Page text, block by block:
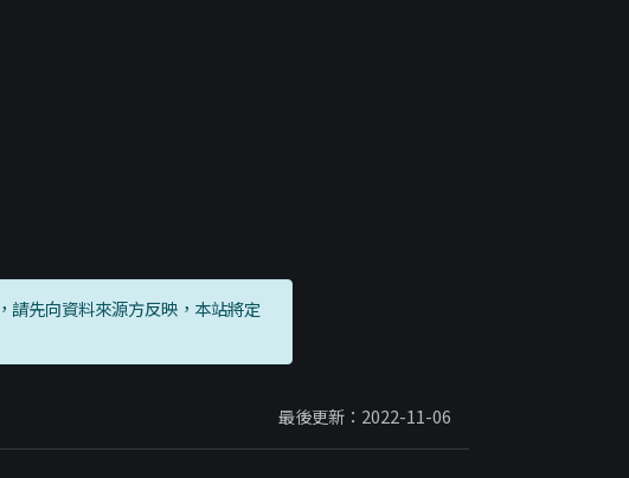
請先向資料來源方反映，本站將定
最後更新：2022-11-06